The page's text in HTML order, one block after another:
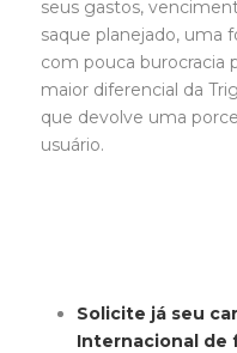
seus gastos,
saque planejado, uma
com pouca burocracia
maior diferencial da
que devolve uma
usuário.
Solicite já seu
Internacional de